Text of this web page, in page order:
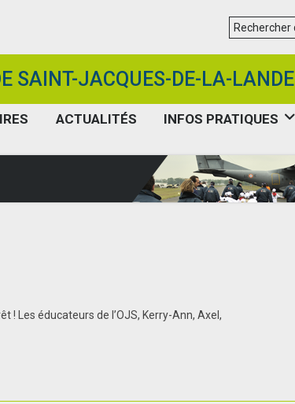
SAINT-JACQUES-DE-LA-LANDE
ACTUALITÉS INFOS PRATIQUES
! Les éducateurs de l’OJS, Kerry-Ann, Axel,